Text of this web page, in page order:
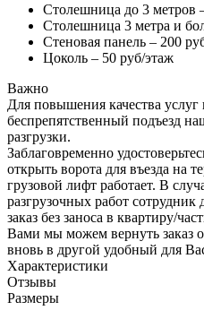
Столешница до 3 метров
Столешница 3 метра и
Стеновая панель – 200
Цоколь – 50 руб/этаж
Важно
Для повышения качества
беспрепятственный подъезд
разгрузки.
Заблаговременно
открыть ворота для въезда на
грузовой лифт работает. В
разгрузочных работ сотрудник
заказ без заноса в квартиру/
Вами мы можем вернуть заказ
вновь в другой удобный для
Характеристики
Отзывы
Размеры